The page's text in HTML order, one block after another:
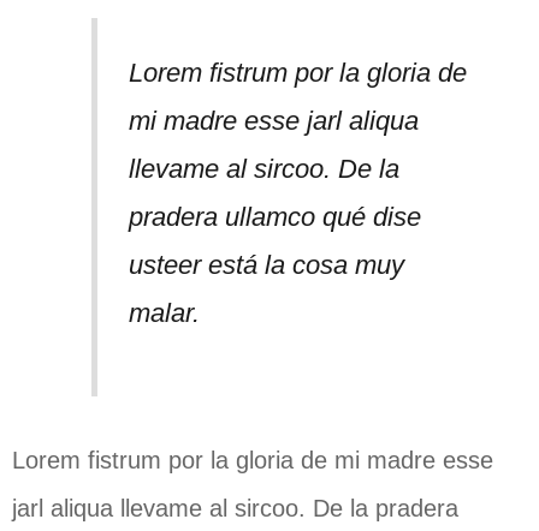
Lorem fistrum por la gloria de
mi madre esse jarl aliqua
llevame al sircoo. De la
pradera ullamco qué dise
usteer está la cosa muy
malar.
Lorem fistrum por la gloria de mi madre esse
jarl aliqua llevame al sircoo. De la pradera